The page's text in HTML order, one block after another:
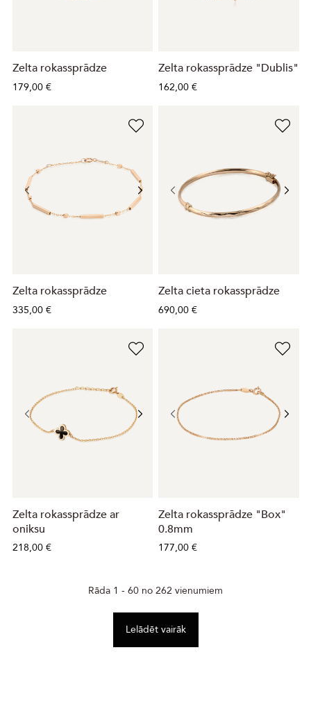
Zelta rokassprādze
179,00 €
Zelta rokassprādze "Dublis"
162,00 €
Zelta rokassprādze
335,00 €
Zelta cieta rokassprādze
690,00 €
Zelta rokassprādze ar
oniksu
218,00 €
Zelta rokassprādze "Box"
0.8mm
177,00 €
Rāda 1 - 60 no 262 vienumiem
Lelādēt vairāk